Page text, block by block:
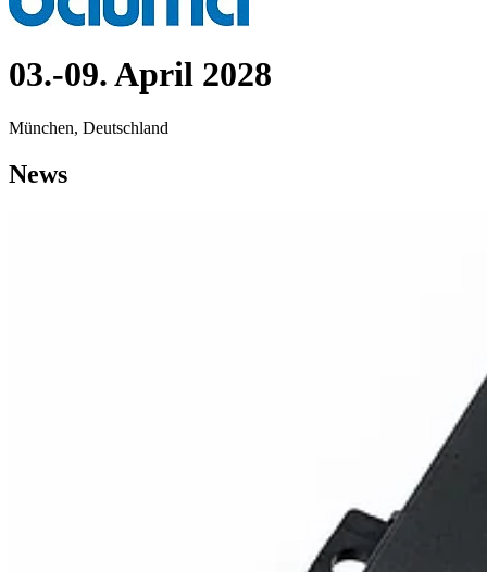
03.-09. April 2028
München, Deutschland
News